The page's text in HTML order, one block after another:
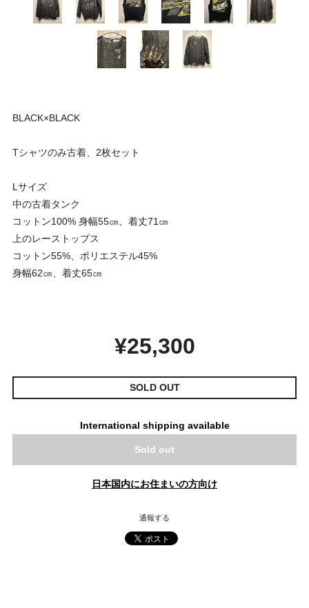
BLACK×BLACK
Tシャツのみ古着、2枚セット
Lサイズ
中の古着タンク
コットン100% 身幅55㎝、着丈71㎝
上のレーストップス
コットン55%、ポリエステル45%
身幅62㎝、着丈65㎝
¥25,300
SOLD OUT
International shipping available
Sold out
日本国内にお住まいの方向け
通報する